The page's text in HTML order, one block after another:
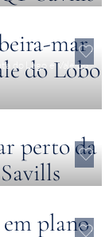
do Lago e Vale do